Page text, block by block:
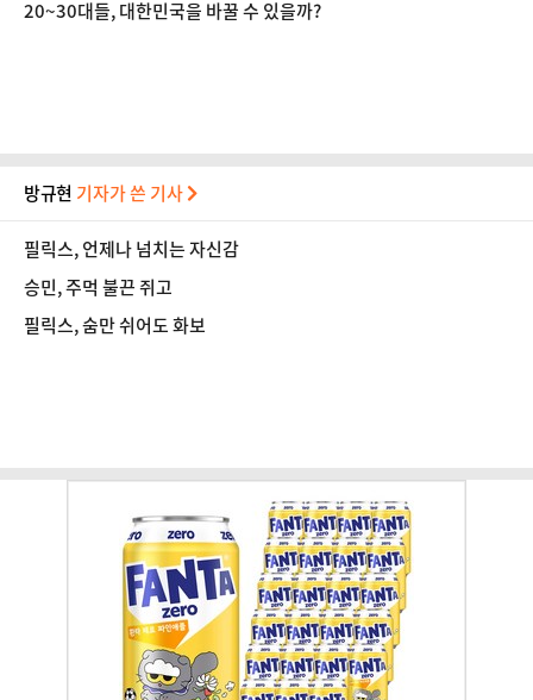
20~30대들, 대한민국을 바꿀 수 있을까?
방규현 기자가 쓴 기사
필릭스, 언제나 넘치는 자신감
승민, 주먹 불끈 쥐고
필릭스, 숨만 쉬어도 화보